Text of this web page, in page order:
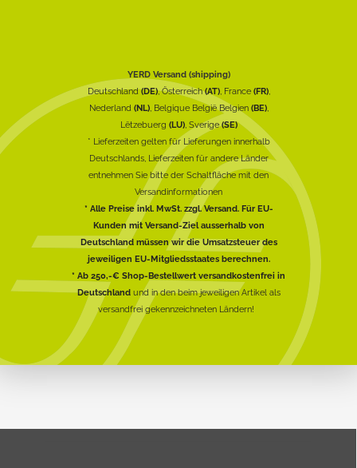
YERD Versand (shipping)
Deutschland(DE), Österreich(AT), France (FR),
Nederland (NL), Belgique België Belgien (BE),
Lëtzebuerg (LU), Sverige(SE)
* Lieferzeiten gelten für Lieferungen innerhalb
Deutschlands, Lieferzeiten für andere Länder
entnehmen Sie bitte der Schaltfläche mit den
Versandinformationen
* Alle Preise inkl. MwSt. zzgl. Versand. Für EU-
Kunden mit Versand-Ziel ausserhalb von
Deutschland müssen wir die Umsatzsteuer des
jeweiligen EU-Mitgliedsstaates berechnen.
* Ab 250,-€ Shop-Bestellwert versandkostenfrei in
Deutschlandund in den beim jeweiligen Artikel als
versandfrei gekennzeichneten Ländern!